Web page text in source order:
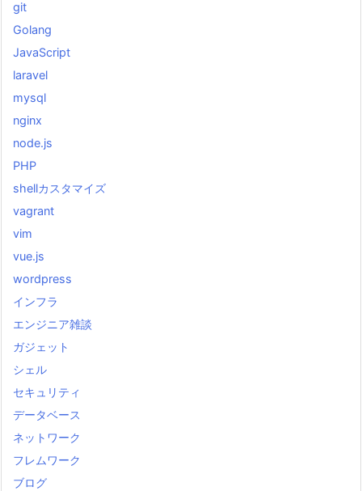
git
Golang
JavaScript
laravel
mysql
nginx
node.js
PHP
shellカスタマイズ
vagrant
vim
vue.js
wordpress
インフラ
エンジニア雑談
ガジェット
シェル
セキュリティ
データベース
ネットワーク
フレムワーク
ブログ